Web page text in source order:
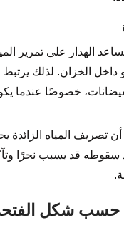
الهدار على تمرير
الخزان. لذلك يرتبط
خصوصًا عندما
تصريف المياه الزائدة
سقوطه قد يسبب نحرًا
حسب شكل